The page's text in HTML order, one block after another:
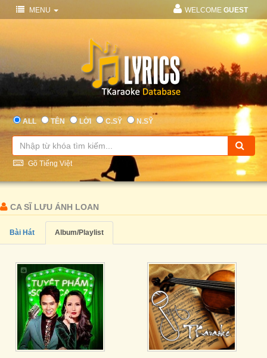
MENU WELCOME GUEST
ALL TÊN LỜI C.SỸ N.SỸ
Gõ Tiếng Việt
CA SĨ LƯU ÁNH LOAN
Bài Hát Album/Playlist